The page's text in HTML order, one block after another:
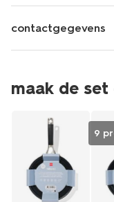
contactgegevens
maak de
9